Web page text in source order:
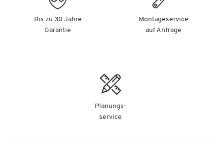
Bis zu 30 Jahre
Garantie
Montageservice
auf Anfrage
Planungs-
service